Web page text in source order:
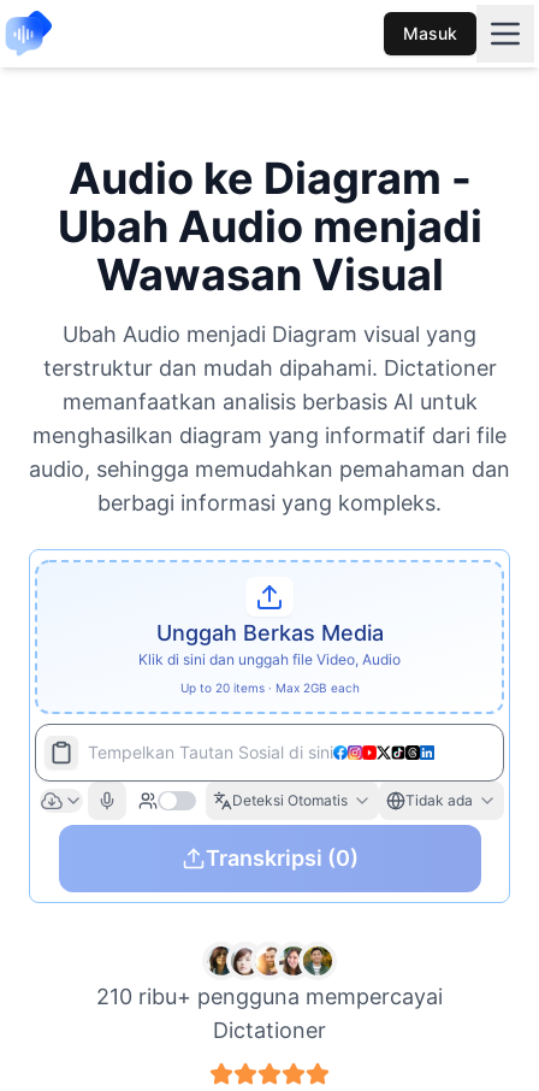
Masuk
Audio ke Diagram -
Ubah Audio menjadi
Wawasan Visual
Ubah Audio menjadi Diagram visual yang
terstruktur dan mudah dipahami. Dictationer
memanfaatkan analisis berbasis AI untuk
menghasilkan diagram yang informatif dari file
audio, sehingga memudahkan pemahaman dan
berbagi informasi yang kompleks.
Unggah Berkas Media
Klik di sini dan unggah file Video, Audio
Up to 20 items · Max 2GB each
Tempelkan Tautan Sosial di sini
Deteksi Otomatis Tidak ada
Transkripsi (0)
210 ribu+ pengguna mempercayai
Dictationer